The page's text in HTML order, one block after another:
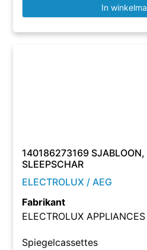
In
140186273169 SJABLOON,
SLEEPSCHAR
ELECTROLUX / AEG
Fabrikant
ELECTROLUX
Spiegelcassettes